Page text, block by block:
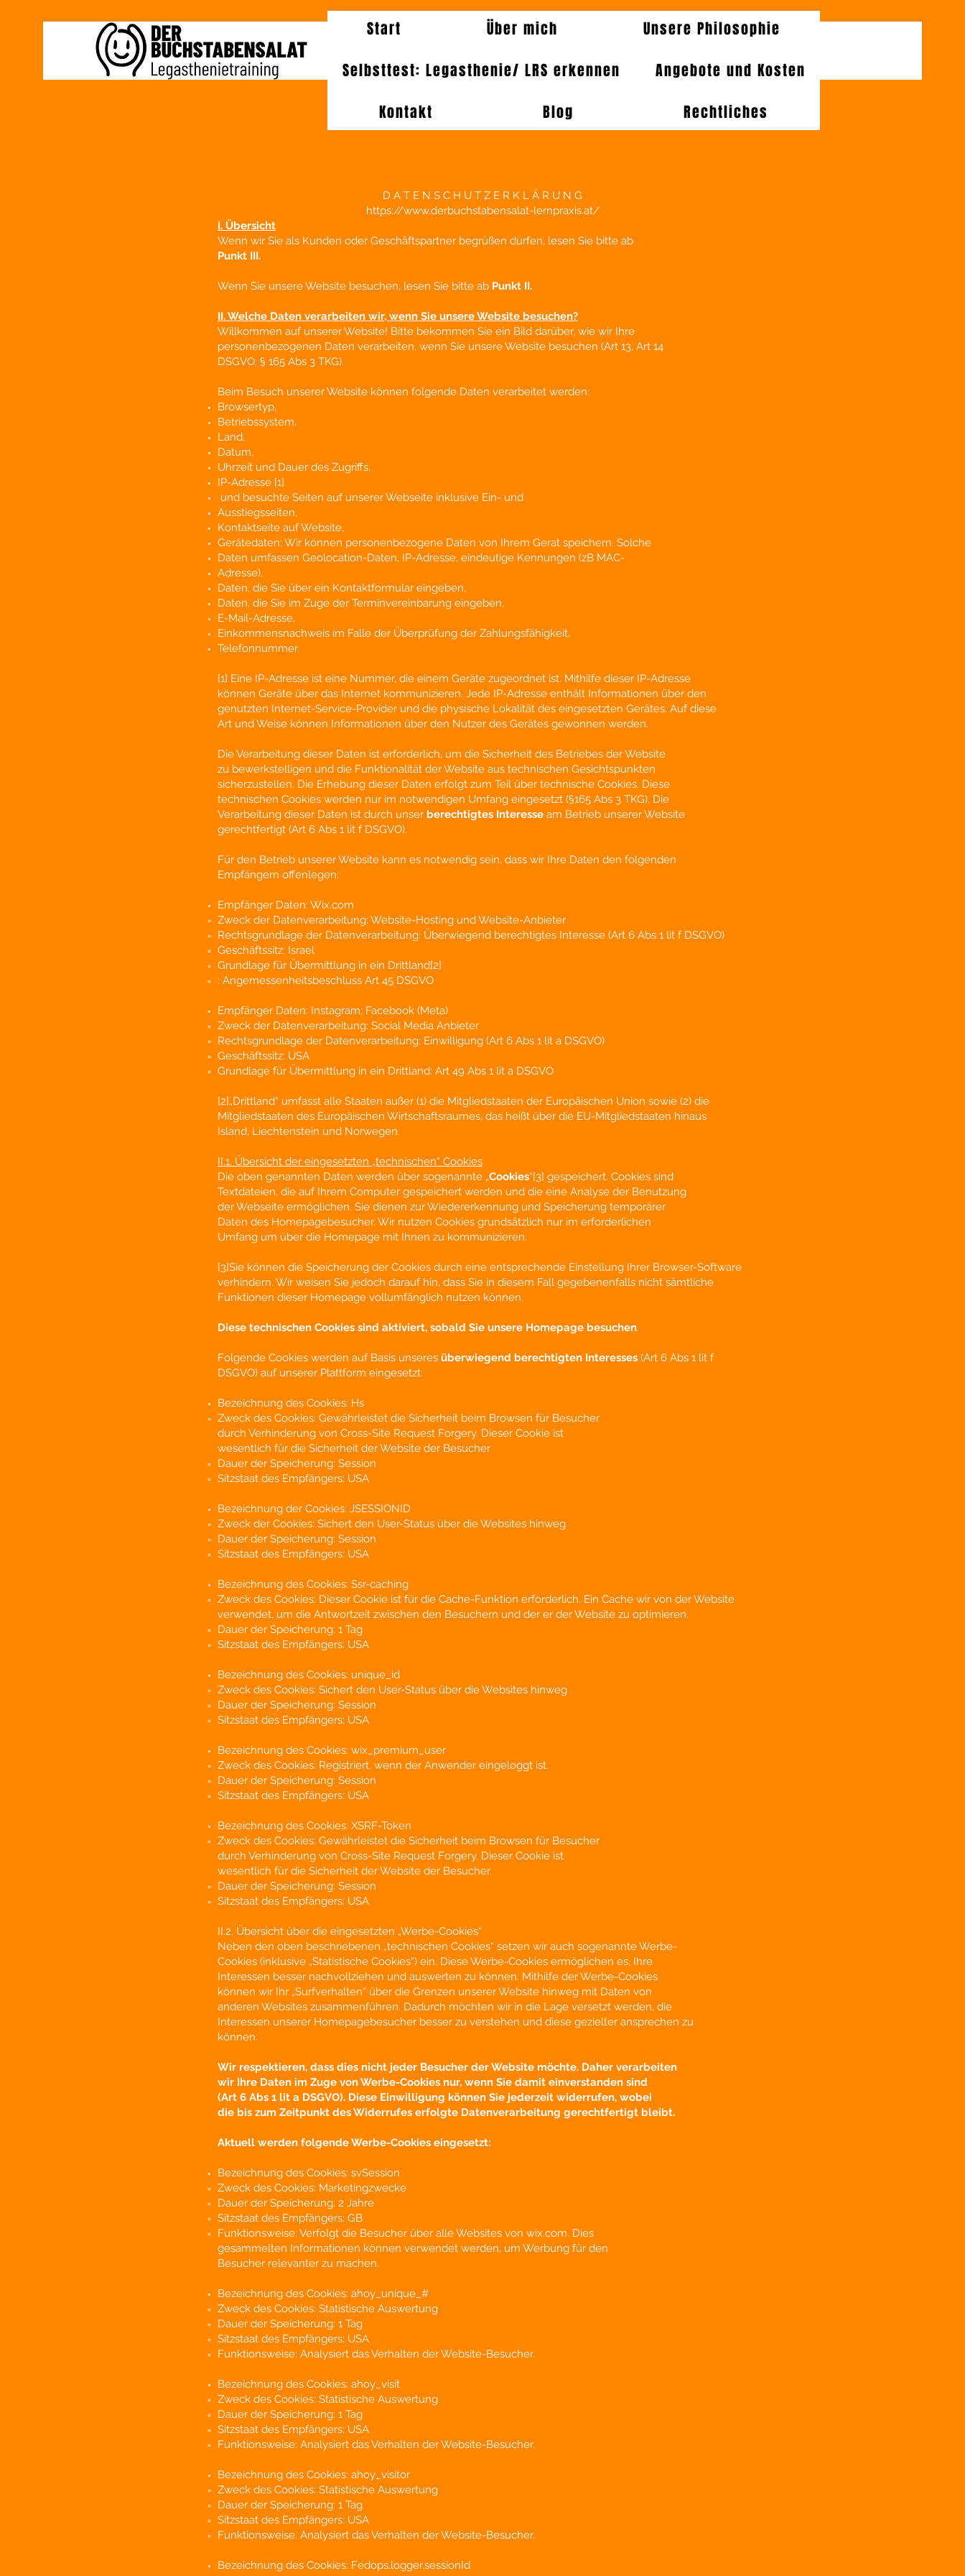
Start Über mich
Unsere Philosophie
Selbsttest: Legasthenie/ LRS erkennen
Angebote und Kosten
Kontakt
Blog Rechtliches
D A T E N S C H U T Z E R K L Ä R U N G
https://www.derbuchstabensalat-lernpraxis.at/
I. Übersicht
Wenn wir Sie als Kunden oder Geschäftspartner begrüßen dürfen, lesen Sie bitte ab
Punkt III.
Wenn Sie unsere Website besuchen, lesen Sie bitte ab Punkt II.
II. Welche Daten verarbeiten wir, wenn Sie unsere Website besuchen?
Willkommen auf unserer Website! Bitte bekommen Sie ein Bild darüber, wie wir Ihre
personenbezogenen Daten verarbeiten, wenn Sie unsere Website besuchen (Art 13, Art 14
DSGVO; § 165 Abs 3 TKG).
Beim Besuch unserer Website können folgende Daten verarbeitet werden:
Browsertyp,
Betriebssystem,
Land,
Datum,
Uhrzeit und Dauer des Zugriffs,
IP-Adresse [1]
und besuchte Seiten auf unserer Webseite inklusive Ein- und
Ausstiegsseiten,
Kontaktseite auf Website,
Gerätedaten: Wir können personenbezogene Daten von Ihrem Gerat speichern. Solche
Daten umfassen Geolocation-Daten, IP-Adresse, eindeutige Kennungen (zB MAC-
Adresse),
Daten, die Sie über ein Kontaktformular eingeben,
Daten, die Sie im Zuge der Terminvereinbarung eingeben,
E-Mail-Adresse,
Einkommensnachweis im Falle der Überprüfung der Zahlungsfähigkeit,
Telefonnummer.
[1] Eine IP-Adresse ist eine Nummer, die einem Geräte zugeordnet ist. Mithilfe dieser IP-Adresse
können Geräte über das Internet kommunizieren. Jede IP-Adresse enthält Informationen über den
genutzten Internet-Service-Provider und die physische Lokalität des eingesetzten Gerätes. Auf diese
Art und Weise können Informationen über den Nutzer des Gerätes gewonnen werden.
Die Verarbeitung dieser Daten ist erforderlich, um die Sicherheit des Betriebes der Website
zu bewerkstelligen und die Funktionalität der Website aus technischen Gesichtspunkten
sicherzustellen. Die Erhebung dieser Daten erfolgt zum Teil über technische Cookies. Diese
technischen Cookies werden nur im notwendigen Umfang eingesetzt (§165 Abs 3 TKG). Die
Verarbeitung dieser Daten ist durch unser berechtigtes Interesse am Betrieb unserer Website
gerechtfertigt (Art 6 Abs 1 lit f DSGVO).
Für den Betrieb unserer Website kann es notwendig sein, dass wir Ihre Daten den folgenden
Empfängern offenlegen:
Empfänger Daten: Wix.com
Zweck der Datenverarbeitung: Website-Hosting und Website-Anbieter
Rechtsgrundlage der Datenverarbeitung: Überwiegend berechtigtes Interesse (Art 6 Abs 1 lit f DSGVO)
Geschäftssitz: Israel
Grundlage für Übermittlung in ein Drittland[2]
: Angemessenheitsbeschluss Art 45 DSGVO
Empfänger Daten: Instagram; Facebook (Meta)
Zweck der Datenverarbeitung: Social Media Anbieter
Rechtsgrundlage der Datenverarbeitung: Einwilligung (Art 6 Abs 1 lit a DSGVO)
Geschäftssitz: USA
Grundlage für Übermittlung in ein Drittland: Art 49 Abs 1 lit a DSGVO
[2]„Drittland“ umfasst alle Staaten außer (1) die Mitgliedstaaten der Europäischen Union sowie (2) die
Mitgliedstaaten des Europäischen Wirtschaftsraumes, das heißt über die EU-Mitgliedstaaten hinaus
Island, Liechtenstein und Norwegen.
II.1. Übersicht der eingesetzten „technischen“ Cookies
Die oben genannten Daten werden über sogenannte „Cookies“[3] gespeichert. Cookies sind
Textdateien, die auf Ihrem Computer gespeichert werden und die eine Analyse der Benutzung
der Webseite ermöglichen. Sie dienen zur Wiedererkennung und Speicherung temporärer
Daten des Homepagebesucher. Wir nutzen Cookies grundsätzlich nur im erforderlichen
Umfang um über die Homepage mit Ihnen zu kommunizieren.
[3]Sie können die Speicherung der Cookies durch eine entsprechende Einstellung Ihrer Browser-Software
verhindern. Wir weisen Sie jedoch darauf hin, dass Sie in diesem Fall gegebenenfalls nicht sämtliche
Funktionen dieser Homepage vollumfänglich nutzen können.
Diese technischen Cookies sind aktiviert, sobald Sie unsere Homepage besuchen.
Folgende Cookies werden auf Basis unseres überwiegend berechtigten Interesses (Art 6 Abs 1 lit f
DSGVO) auf unserer Plattform eingesetzt:
Bezeichnung des Cookies: Hs
Zweck des Cookies: Gewährleistet die Sicherheit beim Browsen für Besucher
durch Verhinderung von Cross-Site Request Forgery. Dieser Cookie ist
​wesentlich für die Sicherheit der Website der Besucher
Dauer der Speicherung: Session
Sitzstaat des Empfängers: USA
Bezeichnung der Cookies: JSESSIONID
Zweck der Cookies: Sichert den User-Status über die Websites hinweg
Dauer der Speicherung: Session
Sitzstaat des Empfängers: USA
Bezeichnung des Cookies: Ssr-caching
Zweck des Cookies: Dieser Cookie ist für die Cache-Funktion erforderlich. Ein Cache wir von der Website
verwendet, um die Antwortzeit zwischen den Besuchern und der er der Website zu optimieren.
Dauer der Speicherung: 1 Tag
Sitzstaat des Empfängers: USA
Bezeichnung des Cookies: unique_id
Zweck des Cookies: Sichert den User-Status über die Websites hinweg
Dauer der Speicherung: Session
Sitzstaat des Empfängers: USA
Bezeichnung des Cookies: wix_premium_user
Zweck des Cookies: Registriert, wenn der Anwender eingeloggt ist.
Dauer der Speicherung: Session
Sitzstaat des Empfängers: USA
Bezeichnung des Cookies: XSRF-Token
Zweck des Cookies: Gewährleistet die Sicherheit beim Browsen für Besucher
durch Verhinderung von Cross-Site Request Forgery. Dieser Cookie ist
wesentlich für die Sicherheit der Website der Besucher.
Dauer der Speicherung: Session
Sitzstaat des Empfängers: USA
II.2. Übersicht über die eingesetzten „Werbe-Cookies“
Neben den oben beschriebenen „technischen Cookies“ setzen wir auch sogenannte Werbe-
Cookies (inklusive „Statistische Cookies“) ein. Diese Werbe-Cookies ermöglichen es, Ihre
Interessen besser nachvollziehen und auswerten zu können. Mithilfe der Werbe-Cookies
können wir Ihr „Surfverhalten“ über die Grenzen unserer Website hinweg mit Daten von
anderen Websites zusammenführen. Dadurch möchten wir in die Lage versetzt werden, die
Interessen unserer Homepagebesucher besser zu verstehen und diese gezielter ansprechen zu
können.
Wir respektieren, dass dies nicht jeder Besucher der Website möchte. Daher verarbeiten
wir Ihre Daten im Zuge von Werbe-Cookies nur, wenn Sie damit einverstanden sind
(Art 6 Abs 1 lit a DSGVO). Diese Einwilligung können Sie jederzeit widerrufen, wobei
die bis zum Zeitpunkt des Widerrufes erfolgte Datenverarbeitung gerechtfertigt bleibt.
Aktuell werden folgende Werbe-Cookies eingesetzt:
Bezeichnung des Cookies: svSession
Zweck des Cookies: Marketingzwecke
Dauer der Speicherung: 2 Jahre
Sitzstaat des Empfängers: GB
Funktionsweise: Verfolgt die Besucher über alle Websites von wix.com. Dies
gesammelten Informationen können verwendet werden, um Werbung für den
Besucher relevanter zu machen.
Bezeichnung des Cookies: ahoy_unique_#
Zweck des Cookies: Statistische Auswertung
Dauer der Speicherung: 1 Tag
Sitzstaat des Empfängers: USA
Funktionsweise: Analysiert das Verhalten der Website-Besucher.
Bezeichnung des Cookies: ahoy_visit
Zweck des Cookies: Statistische Auswertung
Dauer der Speicherung: 1 Tag
Sitzstaat des Empfängers: USA
Funktionsweise: Analysiert das Verhalten der Website-Besucher.
Bezeichnung des Cookies: ahoy_visitor
Zweck des Cookies: Statistische Auswertung
Dauer der Speicherung: 1 Tag
Sitzstaat des Empfängers: USA
Funktionsweise: Analysiert das Verhalten der Website-Besucher.
Bezeichnung des Cookies: Fedops.logger.sessionId